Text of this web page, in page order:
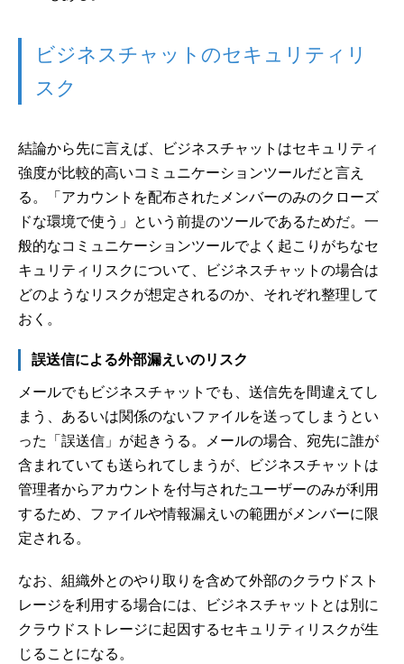
ビジネスチャットのセキュリティリ
スク
結論から先に言えば、ビジネスチャットはセキュリティ
強度が比較的高いコミュニケーションツールだと言え
る。「アカウントを配布されたメンバーのみのクローズ
ドな環境で使う」という前提のツールであるためだ。一
般的なコミュニケーションツールでよく起こりがちなセ
キュリティリスクについて、ビジネスチャットの場合は
どのようなリスクが想定されるのか、それぞれ整理して
おく。
誤送信による外部漏えいのリスク
メールでもビジネスチャットでも、送信先を間違えてし
まう、あるいは関係のないファイルを送ってしまうとい
った「誤送信」が起きうる。メールの場合、宛先に誰が
含まれていても送られてしまうが、ビジネスチャットは
管理者からアカウントを付与されたユーザーのみが利用
するため、ファイルや情報漏えいの範囲がメンバーに限
定される。
なお、組織外とのやり取りを含めて外部のクラウドスト
レージを利用する場合には、ビジネスチャットとは別に
クラウドストレージに起因するセキュリティリスクが生
じることになる。